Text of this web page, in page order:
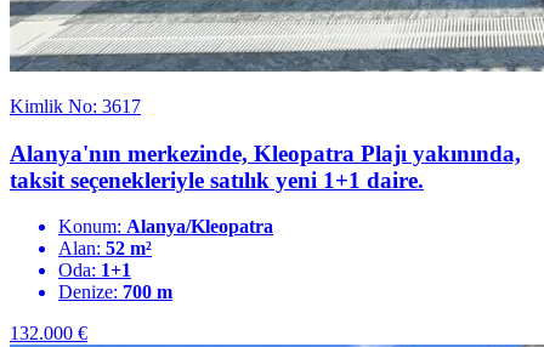
Kimlik No: 3617
Alanya'nın merkezinde, Kleopatra Plajı yakınında,
taksit seçenekleriyle satılık yeni 1+1 daire.
Konum: Alanya/Kleopatra
Alan: 52 m²
Oda: 1+1
Denize: 700 m
132.000 €